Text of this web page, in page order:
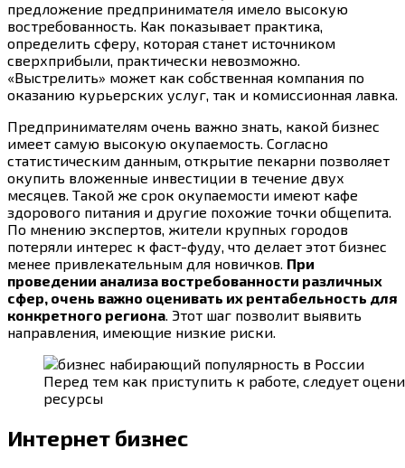
предложение предпринимателя имело высокую
востребованность. Как показывает практика,
определить сферу, которая станет источником
сверхприбыли, практически невозможно.
«Выстрелить» может как собственная компания по
оказанию курьерских услуг, так и комиссионная лавка.
Предпринимателям очень важно знать, какой бизнес
имеет самую высокую окупаемость. Согласно
статистическим данным, открытие пекарни позволяет
окупить вложенные инвестиции в течение двух
месяцев. Такой же срок окупаемости имеют кафе
здорового питания и другие похожие точки общепита.
По мнению экспертов, жители крупных городов
потеряли интерес к фаст-фуду, что делает этот бизнес
менее привлекательным для новичков. При
проведении анализа востребованности различных
сфер, очень важно оценивать их рентабельность для
конкретного региона. Этот шаг позволит выявить
направления, имеющие низкие риски.
Перед тем как приступить к работе, следует
ресурсы
Интернет бизнес